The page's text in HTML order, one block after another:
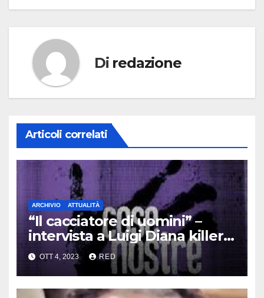
Di redazione
Articoli correlati
ARCHIVIO ATTUALITÀ
“Il cacciatore di uomini” –
intervista a Luigi Diana killer
dei Casalesi
OTT 4, 2023 RED